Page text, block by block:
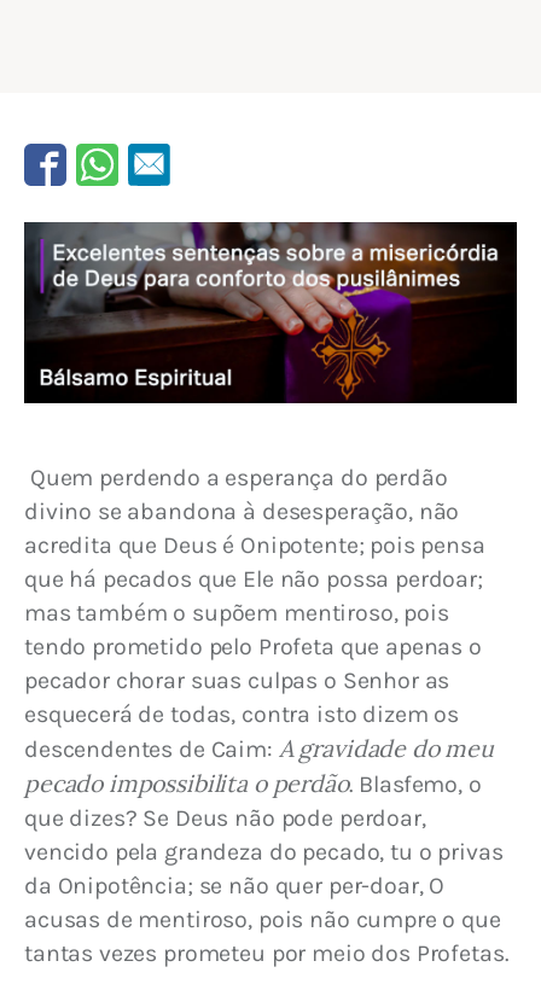
divino se abandona à desesperação, não
acredita que Deus é Onipotente; pois pensa
que há pecados que Ele não possa perdoar;
mas também o supõem mentiroso, pois
tendo prometido pelo Profeta que apenas o
pecador chorar suas culpas o Senhor as
esquecerá de todas, contra isto dizem os
descendentes de Caim: A gravidade do meu
pecado impossibilita o perdão. Blasfemo, o
que dizes? Se Deus não pode perdoar,
vencido pela grandeza do pecado, tu o privas
da Onipotência; se não quer per-doar, O
acusas de mentiroso, pois não cumpre o que
tantas vezes prometeu por meio dos Profetas.